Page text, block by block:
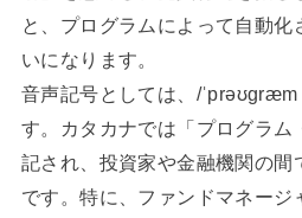
と、プログラムによって自動化
いになります。
音声記号としては、/ˈprəʊɡræm
す。カタカナでは「プログラム
記され、投資家や金融機関の間
です。特に、ファンドマネー